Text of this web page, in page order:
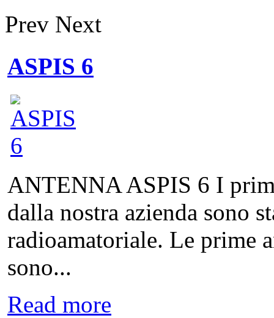
Prev Next
ASPIS 6
ANTENNA ASPIS 6 I
dalla nostra azienda sono
radioamatoriale. Le prime
sono...
Read more